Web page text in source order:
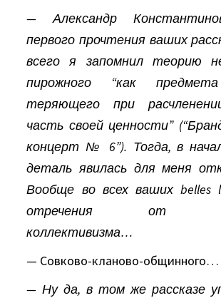
— Александр
первого прочтения ваших
всего я запомнил теорию
пирожного “как
теряющего при
часть своей ценности”
концерт № 6”). Тогда, в
деталь явилась для меня
Вообще во всех ваших belles
отречения от
коллективизма…
— Совково-кланово-общинного…
— Ну да, в том же рассказе